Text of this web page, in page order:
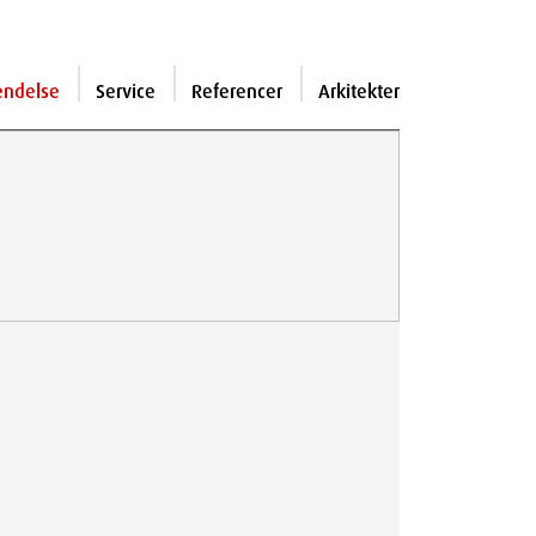
Service Referencer Arkitekter